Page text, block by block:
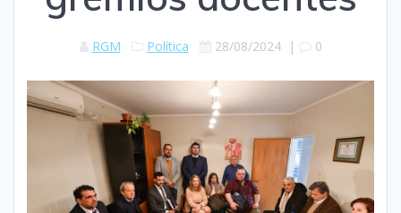
RGM Política 28/08/2024| 0